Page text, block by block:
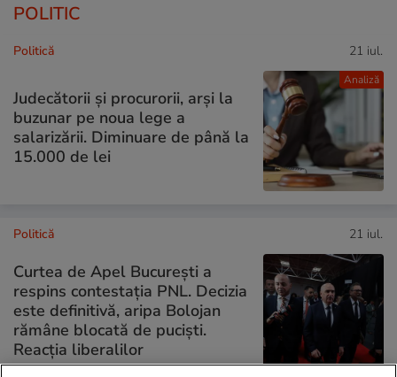
POLITIC
Analiză
Politică 21 iul.
Judecătorii și procurorii, arși la
buzunar pe noua lege a
salarizării. Diminuare de până la
15.000 de lei
Politică 21 iul.
Curtea de Apel București a
respins contestația PNL. Decizia
este definitivă, aripa Bolojan
rămâne blocată de puciști.
Reacția liberalilor